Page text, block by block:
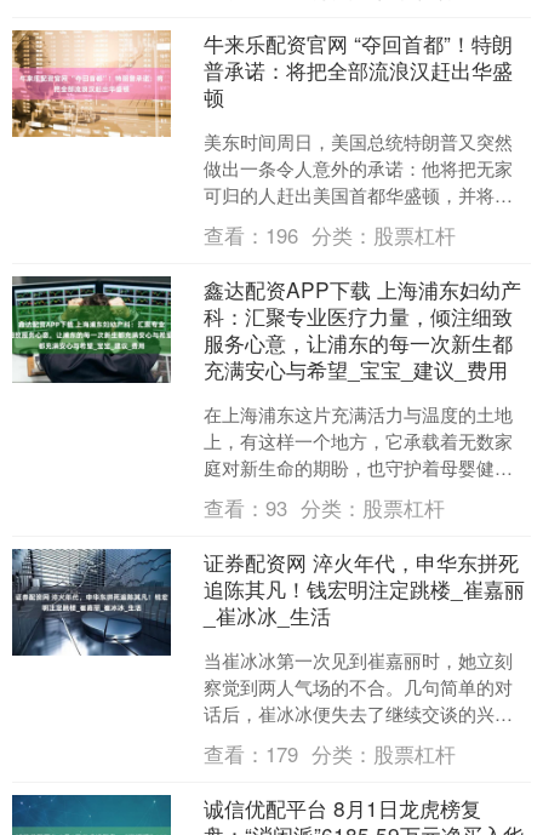
牛来乐配资官网 “夺回首都”！特朗
普承诺：将把全部流浪汉赶出华盛
顿
美东时间周日，美国总统特朗普又突然
做出一条令人意外的承诺：他将把无家
可归的人赶出美国首都华盛顿，并将罪
犯关进监狱。 特朗普突然宣布重要决
定？ 据央视新闻报道，美....
查看： 196 分类： 股票杠杆
鑫达配资APP下载 上海浦东妇幼产
科：汇聚专业医疗力量，倾注细致
服务心意，让浦东的每一次新生都
充满安心与希望_宝宝_建议_费用
在上海浦东这片充满活力与温度的土地
上，有这样一个地方，它承载着无数家
庭对新生命的期盼，也守护着母婴健康
的每一个重要时刻 —— 这里就是上海浦
东妇幼产科。作为深耕....
查看：93 分类： 股票杠杆
证券配资网 淬火年代，申华东拼死
追陈其凡！钱宏明注定跳楼_崔嘉丽
_崔冰冰_生活
当崔冰冰第一次见到崔嘉丽时，她立刻
察觉到两人气场的不合。几句简单的对
话后，崔冰冰便失去了继续交谈的兴
趣。作为一个习惯了与商人打交道、见
多识广的女性，崔冰冰对嘉丽....
查看： 179 分类： 股票杠杆
诚信优配平台 8月1日龙虎榜复